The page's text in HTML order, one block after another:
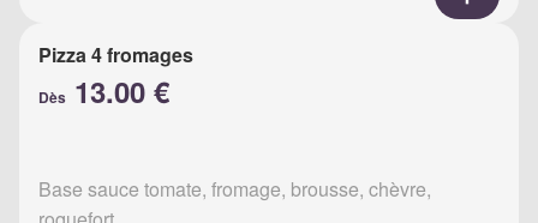
Pizza 4 fromages
Dès 13.00 €
Base sauce tomate, fromage, brousse, chèvre,